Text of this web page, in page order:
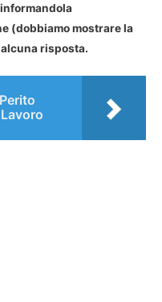
(dobbiamo mostrare la
risposta.
Perito